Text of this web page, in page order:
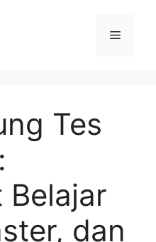
Menu
Tes
Belajar
dan